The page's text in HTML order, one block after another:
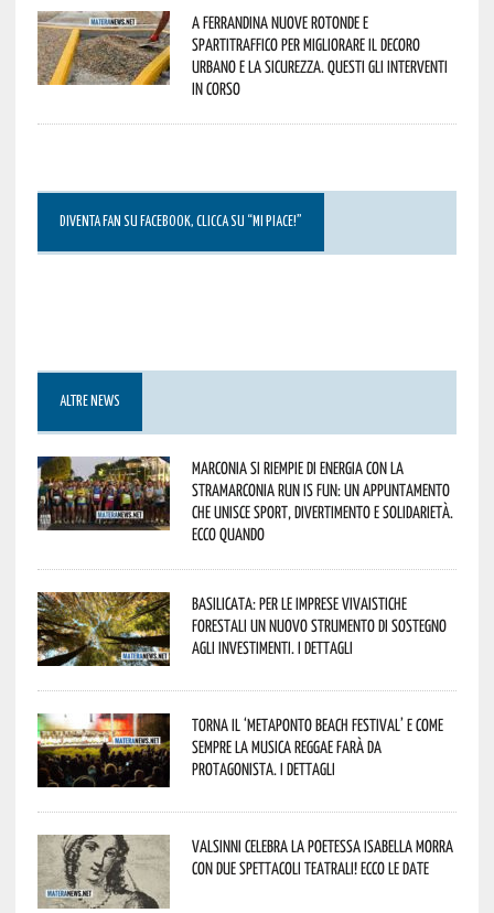
A Ferrandina nuove rotonde e
spartitraffico per migliorare il decoro
urbano e la sicurezza. Questi gli interventi
in corso
DIVENTA FAN SU FACEBOOK, CLICCA SU “MI PIACE!”
ALTRE NEWS
Marconia si riempie di energia con la
StraMarconia Run is Fun: un appuntamento
che unisce sport, divertimento e solidarietà.
Ecco quando
Basilicata: per le imprese vivaistiche
forestali un nuovo strumento di sostegno
agli investimenti. I dettagli
Torna il ‘Metaponto beach festival’ e come
sempre la musica reggae farà da
protagonista. I dettagli
Valsinni celebra la poetessa Isabella Morra
con due spettacoli teatrali! Ecco le date